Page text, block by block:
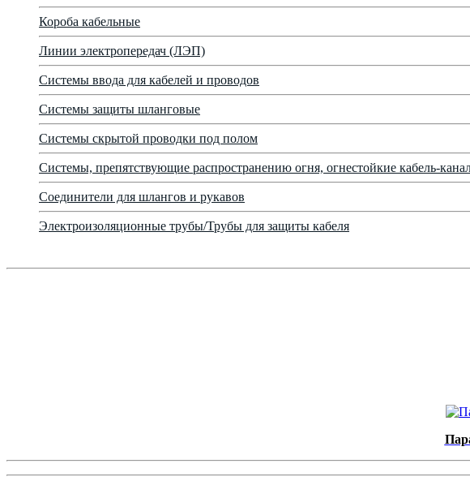
Короба кабельные
Линии электропередач (ЛЭП)
Системы ввода для кабелей и проводов
Системы защиты шланговые
Системы скрытой проводки под полом
Системы, препятствующие распространению огня, огнестойкие кабель-
Соединители для шлангов и рукавов
Электроизоляционные трубы/Трубы для защиты кабеля